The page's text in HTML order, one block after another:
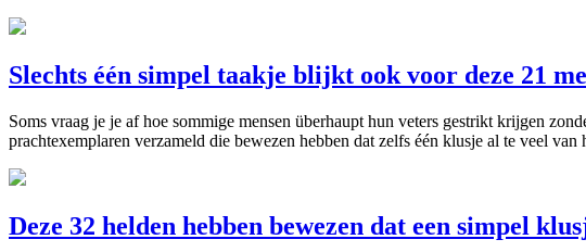
Slechts één simpel taakje blijkt ook voor deze 21
Soms vraag je je af hoe sommige mensen überhaupt hun veters gestrikt krijgen
prachtexemplaren verzameld die bewezen hebben dat zelfs één klusje al te veel van
Deze 32 helden hebben bewezen dat een simpel